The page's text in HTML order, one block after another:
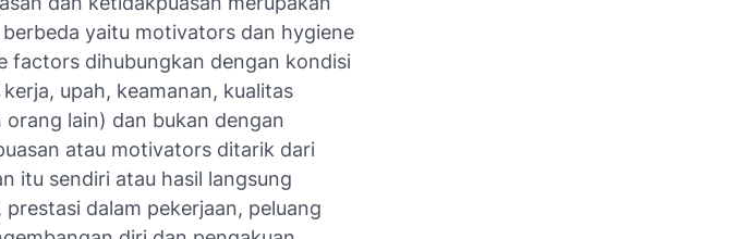
yaitu motivators dan hygiene
factors dihubungkan dengan kondisi
upah, keamanan, kualitas
lain) dan bukan dengan
atau motivators ditarik dari
itu sendiri atau hasil langsung
dalam pekerjaan, peluang